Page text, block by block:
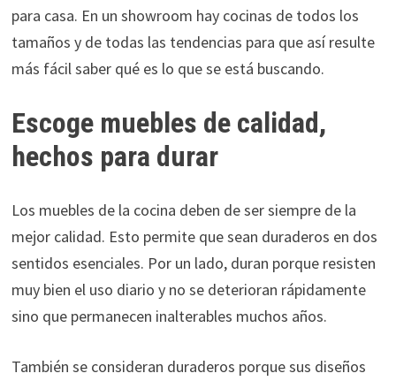
para casa. En un showroom hay cocinas de todos los
tamaños y de todas las tendencias para que así resulte
más fácil saber qué es lo que se está buscando.
Escoge muebles de calidad,
hechos para durar
Los muebles de la cocina deben de ser siempre de la
mejor calidad. Esto permite que sean duraderos en dos
sentidos esenciales. Por un lado, duran porque resisten
muy bien el uso diario y no se deterioran rápidamente
sino que permanecen inalterables muchos años.
También se consideran duraderos porque sus diseños